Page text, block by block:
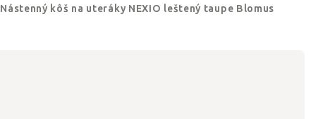
Nástenný kôš na uteráky NEXIO leštený taupe Blomus